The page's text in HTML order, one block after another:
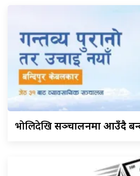
भोलिदेखिसञ्चालनमा आउँदै